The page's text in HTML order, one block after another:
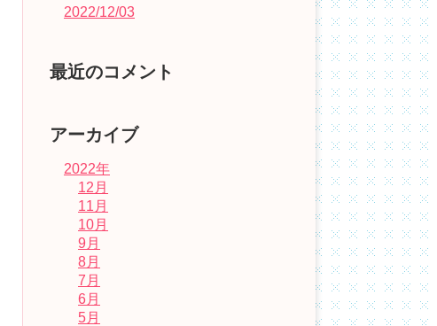
2022/12/03
最近のコメント
アーカイブ
2022年
12月
11月
10月
9月
8月
7月
6月
5月